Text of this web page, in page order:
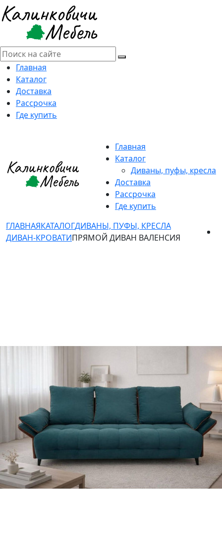
Главная
Каталог
Доставка
Рассрочка
Где купить
Главная
Каталог
Диваны, пуфы, кресла
Доставка
Рассрочка
Где купить
ГЛАВНАЯКАТАЛОГДИВАНЫ, ПУФЫ, КРЕСЛА
ДИВАН-КРОВАТИПРЯМОЙ ДИВАН ВАЛЕНСИЯ